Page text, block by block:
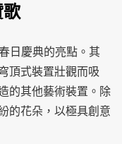
日慶典的亮點。其
頂式裝置壯觀而吸
的其他藝術裝置。除
的花朵，以極具創意